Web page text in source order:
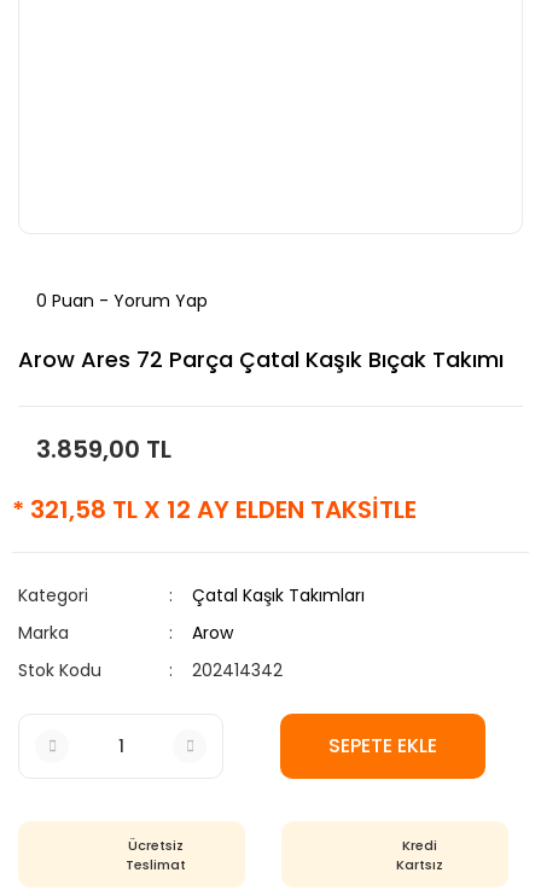
0 Puan - Yorum Yap
Arow Ares 72 Parça Çatal Kaşık Bıçak Takımı
3.859,00 TL
* 321,58 TL X 12 AY ELDEN TAKSİTLE
Kategori
Çatal Kaşık Takımları
Marka
Arow
Stok Kodu
202414342
SEPETE EKLE
Ücretsiz
Teslimat
Kredi
Kartsız